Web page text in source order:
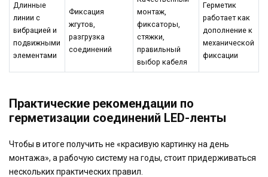
Длинные
линии с
вибрацией и
подвижными
элементами
Фиксация
жгутов,
разгрузка
соединений
монтаж,
фиксаторы,
стяжки,
правильный
выбор кабеля
Герметик
работает как
дополнение к
механической
фиксации
Практические рекомендации по
герметизации соединений LED-ленты
Чтобы в итоге получить не «красивую картинку на день
монтажа», а рабочую систему на годы, стоит придерживаться
нескольких практических правил.